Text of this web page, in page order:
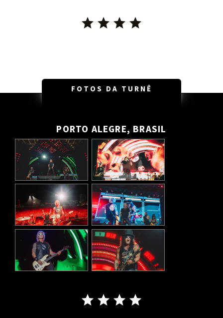
FOTOS DA TURNÊ
PORTO ALEGRE, BRASIL